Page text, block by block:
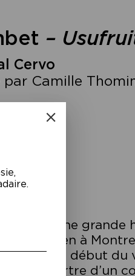
–
Cervo
Camille
d’une
maison en à
l’Italie au début du
le meurtre d’un